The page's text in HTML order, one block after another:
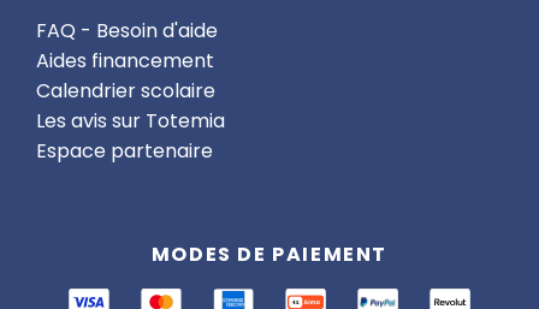
FAQ - Besoin d'aide
Aides financement
Calendrier scolaire
Les avis sur Totemia
Espace partenaire
MODES DE PAIEMENT